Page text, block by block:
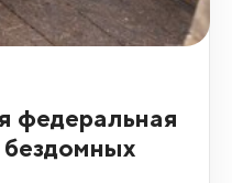
федеральная